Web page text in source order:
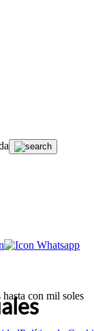
con mil soles